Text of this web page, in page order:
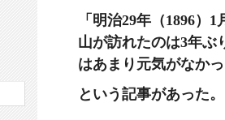
「明治29年（1896）
山が訪れたのは3年ぶ
はあまり元気がなか
という記事があった。